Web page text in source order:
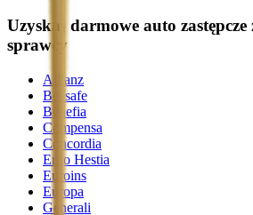
Uzyskaj darmowe auto zastępcze
sprawcy
Allianz
Beesafe
Benefia
Compensa
Concordia
Ergo Hestia
Euroins
Europa
Generali